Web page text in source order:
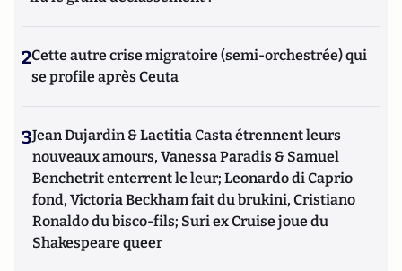
2Cette autre crise migratoire (semi-orchestrée) qui
se profile après Ceuta
3Jean Dujardin & Laetitia Casta étrennent leurs
nouveaux amours, Vanessa Paradis & Samuel
Benchetrit enterrent le leur; Leonardo di Caprio
fond, Victoria Beckham fait du brukini, Cristiano
Ronaldo du bisco-fils; Suri ex Cruise joue du
Shakespeare queer